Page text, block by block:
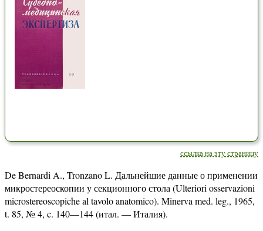
ссылка на эту страницу
De Bernardi A., Tronzano L. Дальнейшие данные о применении
микростереоскопии у секционного стола (Ulteriori osservazioni
microstereoscopiche al tavolo anatomico). Minerva med. leg., 1965,
t. 85, № 4, c. 140—144 (итал. — Италия).